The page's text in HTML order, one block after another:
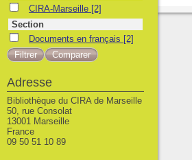
CIRA-Marseille
CIRA-Marseille [2]
Section
Documents en français
Documents en français [2]
Adresse
Bibliothèque du CIRA de Marseille
50, rue Consolat
13001 Marseille
France
09 50 51 10 89